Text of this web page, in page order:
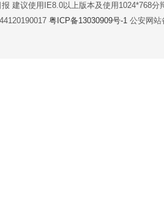
建议使用IE8.0以上版本及使用1024*768分
粤ICP备13030909号-1 公安网站